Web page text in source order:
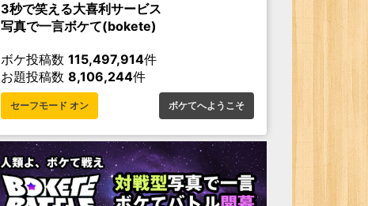
3秒で笑える大喜利サービス
写真で一言ボケて(bokete)
ボケ投稿数 115,497,914件
お題投稿数 8,106,244件
セーフモード オン ボケてへようこそ